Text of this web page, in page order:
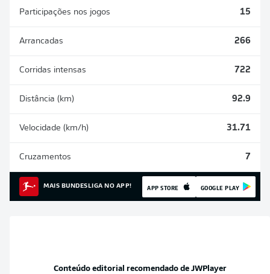
Participações nos jogos 15
Arrancadas 266
Corridas intensas 722
Distância (km) 92.9
Velocidade (km/h) 31.71
Cruzamentos 7
MAIS BUNDESLIGA NO APP! APP STORE GOOGLE PLAY
Conteúdo editorial recomendado de JWPlayer